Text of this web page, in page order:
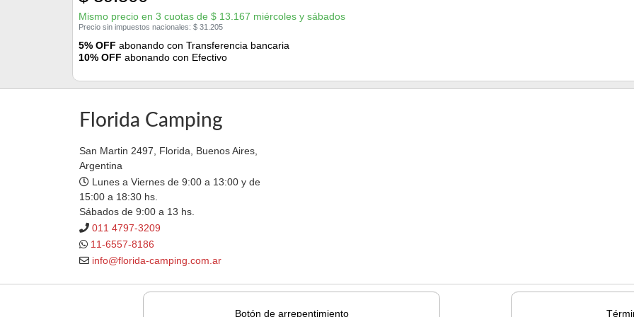
Mismo precio en 3 cuotas de $ 13.167 miércoles y sábados
Precio sin impuestos nacionales: $ 31.205
5% OFF abonando con Transferencia bancaria
10% OFF abonando con Efectivo
Florida Camping
San Martin 2497, Florida, Buenos Aires,
Argentina
Lunes a Viernes de 9:00 a 13:00 y de
15:00 a 18:30 hs.
Sábados de 9:00 a 13 hs.
011 4797-3209
11-6557-8186
info@florida-camping.com.ar
Botón de arrepentimiento